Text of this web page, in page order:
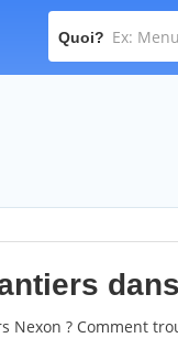
Quoi?
Nexon ? Comment